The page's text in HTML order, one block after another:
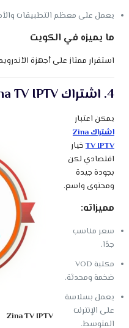
يعمل على معظم التطبيقات
ما يميزه في الكويت
استقرار ممتاز على أجهزة
4. اشتراك Zina TV IPTV
Zina TV IPTV
يمكن اعتبار
اشتراك Zina
TV IPTV خيار
اقتصادي لكن
بجودة جيدة
ومحتوى واسع.
مميزاته:
سعر مناسب
جدًا.
مكتبة VOD
ضخمة ومحدثة.
يعمل بسلاسة
على الإنترنت
المتوسط.